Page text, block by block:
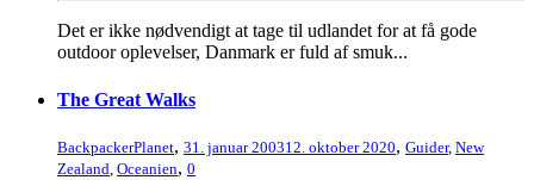
Det er ikke nødvendigt at tage til udlandet for at få gode
outdoor oplevelser, Danmark er fuld af smuk...
The Great Walks
BackpackerPlanet, 31. januar 200312. oktober 2020, Guider, New
Zealand Oceanien, 0